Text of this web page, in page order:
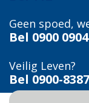
Geen spoed,
Bel 0900 0904
Veilig Leven?
Bel 0900-8387